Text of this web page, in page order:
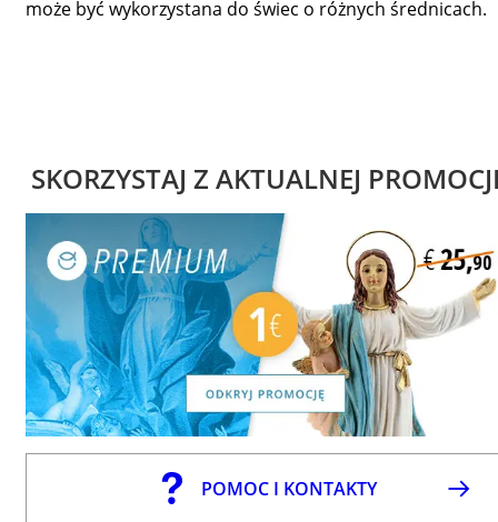
może być wykorzystana do świec o różnych średnicach.
SKORZYSTAJ Z AKTUALNEJ
POMOC I KONTAKTY